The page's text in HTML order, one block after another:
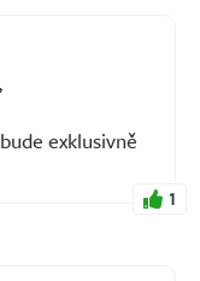
exklusivně
1